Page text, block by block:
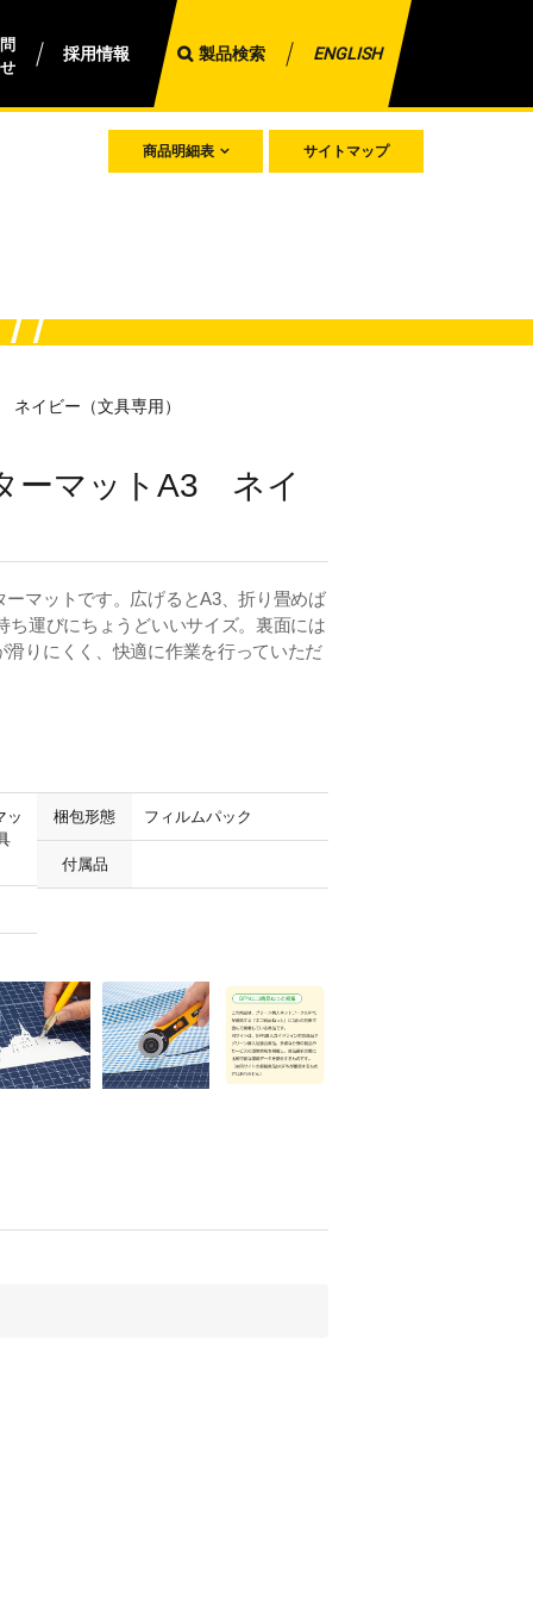
採用情報 製品検索 ENGLISH
商品明細表 サイトマップ
イビー（文具専用）
ーマットA3 ネイ
マットです。広げるとA3、折り畳めば
ち運びにちょうどいいサイズ。裏面には
りにくく、快適に作業を行っていただ
ッ
梱包形態 フィルムパック
付属品